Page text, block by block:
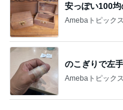
安っぽい100
Amebaトピックス
のこぎりで左
Amebaトピックス